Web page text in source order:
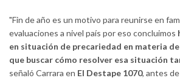
"Fin de año es un motivo para reunirse en
evaluaciones a nivel país por eso concluimos
en situación de precariedad en materia
que buscar cómo resolver esa situación
señaló Carrara en El Destape 1070, antes